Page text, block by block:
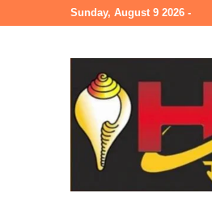
Sunday, August 9 2026 -